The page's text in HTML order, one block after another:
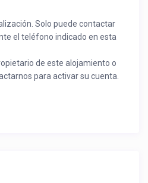
Solo puede contactar
el teléfono indicado en esta
de este alojamiento o
para activar su cuenta.
servicio
luz o agua o gas que acredite